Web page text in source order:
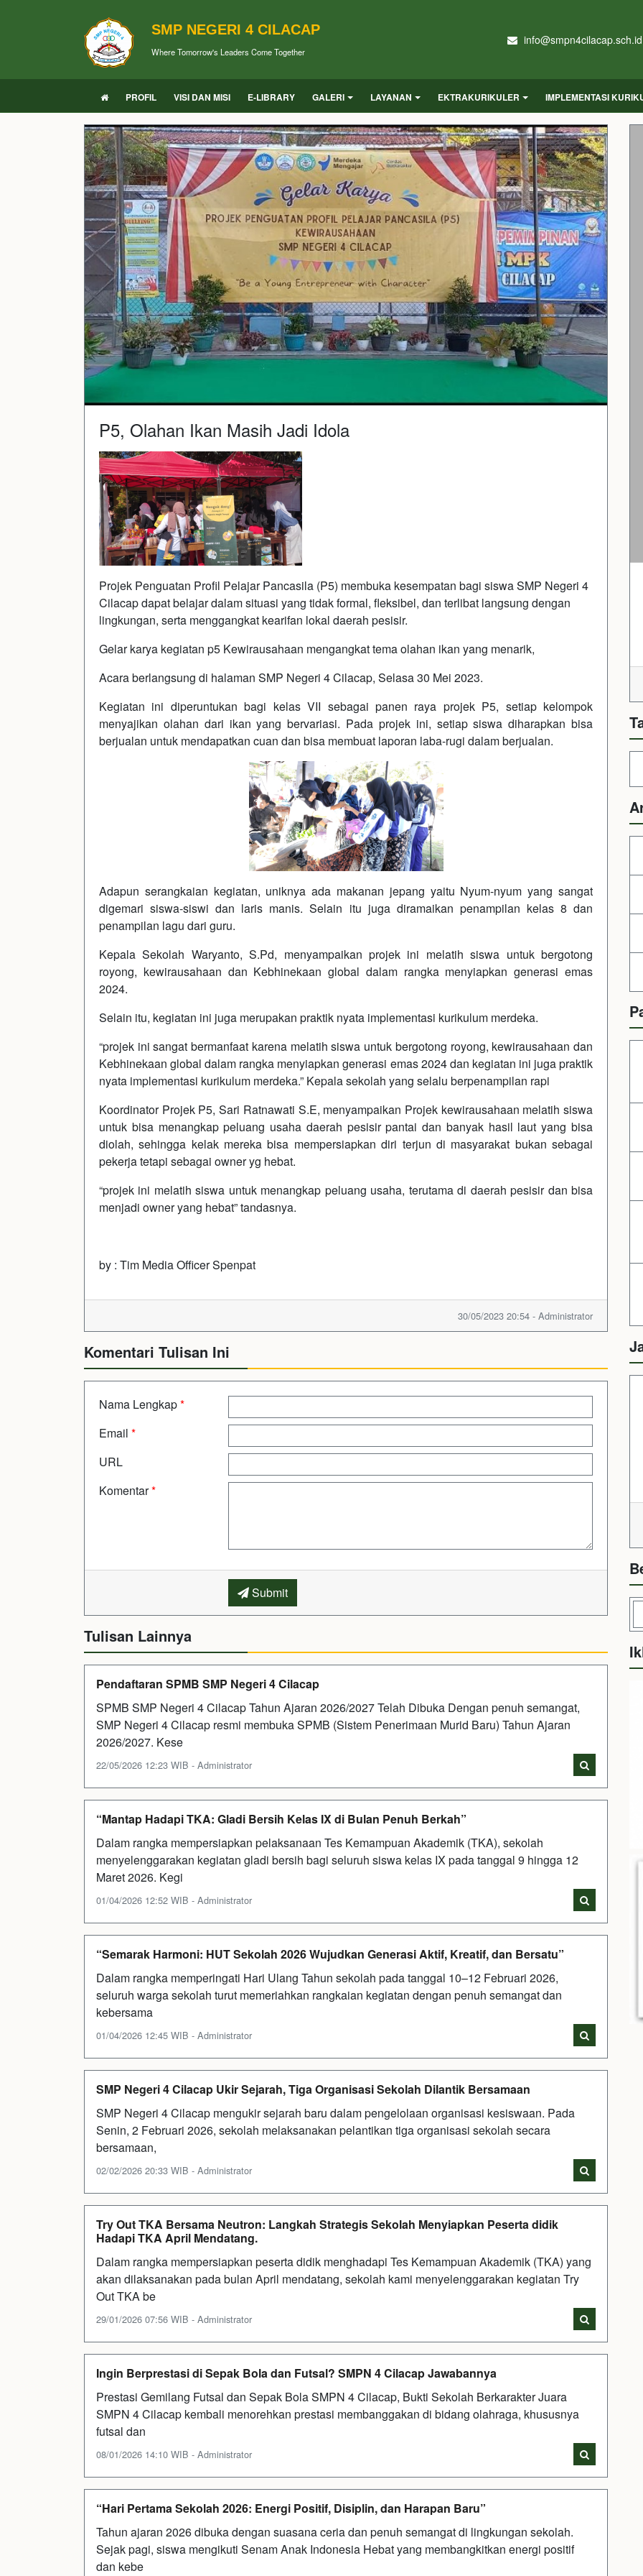
SMP NEGERI 4 CILACAP
Where Tomorrow's Leaders Come Together
info@smpn4cilacap.sch.id
PROFIL VISI DAN MISI E-LIBRARY GALERI LAYANAN EKTRAKURIKULER IMPLEMENTASI
P5, Olahan Ikan Masih Jadi Idola
Projek Penguatan Profil Pelajar Pancasila (P5) membuka kesempatan bagi siswa SMP Negeri 4
Cilacap dapat belajar dalam situasi yang tidak formal, fleksibel, dan terlibat langsung dengan
lingkungan, serta menggangkat kearifan lokal daerah pesisir.
Gelar karya kegiatan p5 Kewirausahaan mengangkat tema olahan ikan yang menarik,
Acara berlangsung di halaman SMP Negeri 4 Cilacap, Selasa 30 Mei 2023.
Kegiatan ini diperuntukan bagi kelas VII sebagai panen raya projek P5, setiap kelompok
menyajikan olahan dari ikan yang bervariasi. Pada projek ini, setiap siswa diharapkan bisa
berjualan untuk mendapatkan cuan dan bisa membuat laporan laba-rugi dalam berjualan.
Adapun serangkaian kegiatan, uniknya ada makanan jepang yaitu Nyum-nyum yang sangat
digemari siswa-siswi dan laris manis. Selain itu juga diramaikan penampilan kelas 8 dan
penampilan lagu dari guru.
Kepala Sekolah Waryanto, S.Pd, menyampaikan projek ini melatih siswa untuk bergotong
royong, kewirausahaan dan Kebhinekaan global dalam rangka menyiapkan generasi emas
2024.
Selain itu, kegiatan ini juga merupakan praktik nyata implementasi kurikulum merdeka.
“projek ini sangat bermanfaat karena melatih siswa untuk bergotong royong, kewirausahaan dan
Kebhinekaan global dalam rangka menyiapkan generasi emas 2024 dan kegiatan ini juga praktik
nyata implementasi kurikulum merdeka.” Kepala sekolah yang selalu berpenampilan rapi
Koordinator Projek P5, Sari Ratnawati S.E, menyampaikan Projek kewirausahaan melatih siswa
untuk bisa menangkap peluang usaha daerah pesisir pantai dan banyak hasil laut yang bisa
diolah, sehingga kelak mereka bisa mempersiapkan diri terjun di masyarakat bukan sebagai
pekerja tetapi sebagai owner yg hebat.
“projek ini melatih siswa untuk menangkap peluang usaha, terutama di daerah pesisir dan bisa
menjadi owner yang hebat” tandasnya.
by : Tim Media Officer Spenpat
30/05/2023 20:54 - Administrator
Komentari Tulisan Ini
Nama Lengkap*
Email *
URL
Komentar*
Submit
Tulisan Lainnya
Pendaftaran SPMB SMP Negeri 4 Cilacap
SPMB SMP Negeri 4 Cilacap Tahun Ajaran 2026/2027 Telah Dibuka Dengan penuh semangat,
SMP Negeri 4 Cilacap resmi membuka SPMB (Sistem Penerimaan Murid Baru) Tahun Ajaran
2026/2027. Kese
22/05/2026 12:23 WIB - Administrator
“Mantap Hadapi TKA: Gladi Bersih Kelas IX di Bulan Penuh Berkah”
Dalam rangka mempersiapkan pelaksanaan Tes Kemampuan Akademik (TKA), sekolah
menyelenggarakan kegiatan gladi bersih bagi seluruh siswa kelas IX pada tanggal 9 hingga 12
Maret 2026. Kegi
01/04/2026 12:52 WIB - Administrator
“Semarak Harmoni: HUT Sekolah 2026 Wujudkan Generasi Aktif, Kreatif, dan Bersatu”
Dalam rangka memperingati Hari Ulang Tahun sekolah pada tanggal 10–12 Februari 2026,
seluruh warga sekolah turut memeriahkan rangkaian kegiatan dengan penuh semangat dan
kebersama
01/04/2026 12:45 WIB - Administrator
SMP Negeri 4 Cilacap Ukir Sejarah, Tiga Organisasi Sekolah Dilantik Bersamaan
SMP Negeri 4 Cilacap mengukir sejarah baru dalam pengelolaan organisasi kesiswaan. Pada
Senin, 2 Februari 2026, sekolah melaksanakan pelantikan tiga organisasi sekolah secara
bersamaan,
02/02/2026 20:33 WIB - Administrator
Try Out TKA Bersama Neutron: Langkah Strategis Sekolah Menyiapkan Peserta didik
Hadapi TKA April Mendatang.
Dalam rangka mempersiapkan peserta didik menghadapi Tes Kemampuan Akademik (TKA) yang
akan dilaksanakan pada bulan April mendatang, sekolah kami menyelenggarakan kegiatan Try
Out TKA be
29/01/2026 07:56 WIB - Administrator
Ingin Berprestasi di Sepak Bola dan Futsal? SMPN 4 Cilacap Jawabannya
Prestasi Gemilang Futsal dan Sepak Bola SMPN 4 Cilacap, Bukti Sekolah Berkarakter Juara
SMPN 4 Cilacap kembali menorehkan prestasi membanggakan di bidang olahraga, khususnya
futsal dan
08/01/2026 14:10 WIB - Administrator
“Hari Pertama Sekolah 2026: Energi Positif, Disiplin, dan Harapan Baru”
Tahun ajaran 2026 dibuka dengan suasana ceria dan penuh semangat di lingkungan sekolah.
Sejak pagi, siswa mengikuti Senam Anak Indonesia Hebat yang membangkitkan energi positif
dan kebe